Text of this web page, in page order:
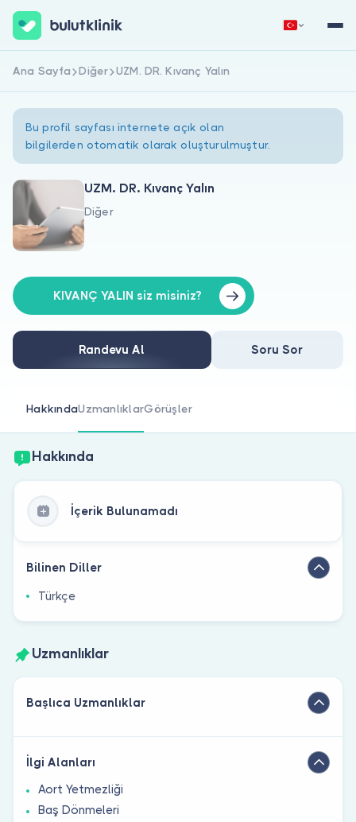
Hakkımızda
Doktorlar için
Doktor musunuz?
Hemen Kaydol
Ana Sayfa Diğer UZM. DR. Kıvanç Yalın
Bu profil sayfası internete açık olan
bilgilerden otomatik olarak oluşturulmuştur.
UZM. DR. Kıvanç Yalın
Diğer
KIVANÇ YALIN siz misiniz?
Randevu Al Soru Sor
HakkındaUzmanlıklarGörüşler
Hakkında
İçerik Bulunamadı
Bilinen Diller
Türkçe
Uzmanlıklar
Başlıca Uzmanlıklar
İlgi Alanları
Aort Yetmezliği
Baş Dönmeleri